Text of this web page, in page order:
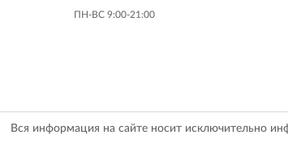
ПН-ВС 9:00-21:00
Вся информация на сайте носит исключительно